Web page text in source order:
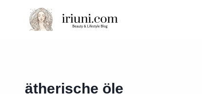
springen
ätherische öle